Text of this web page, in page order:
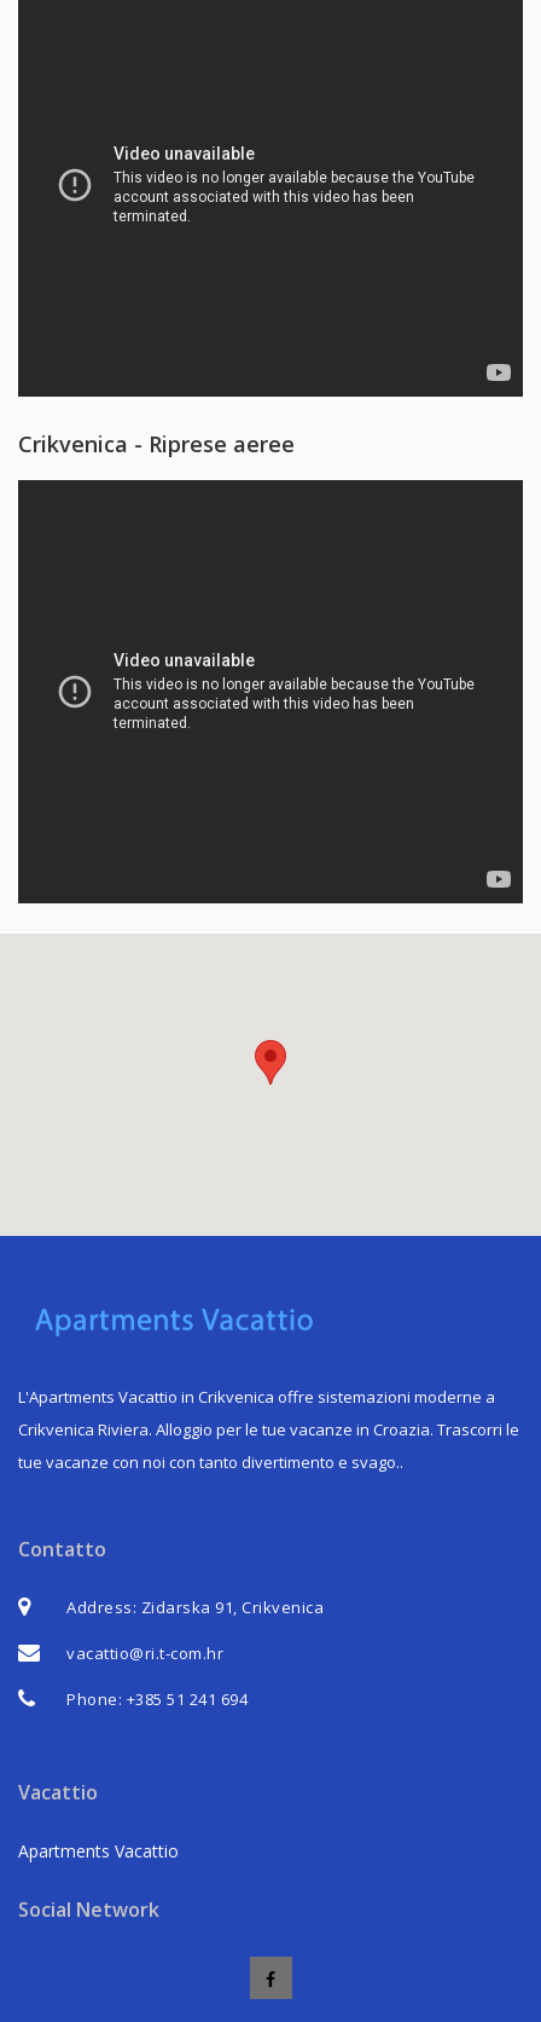
Crikvenica - Riprese aeree
L'Apartments Vacattio in Crikvenica offre sistemazioni moderne a
Crikvenica Riviera. Alloggio per le tue vacanze in Croazia. Trascorri le
tue vacanze con noi con tanto divertimento e svago..
Contatto
Address: Zidarska 91, Crikvenica
vacattio@ri.t-com.hr
Phone: +385 51 241 694
Vacattio
Apartments Vacattio
Social Network